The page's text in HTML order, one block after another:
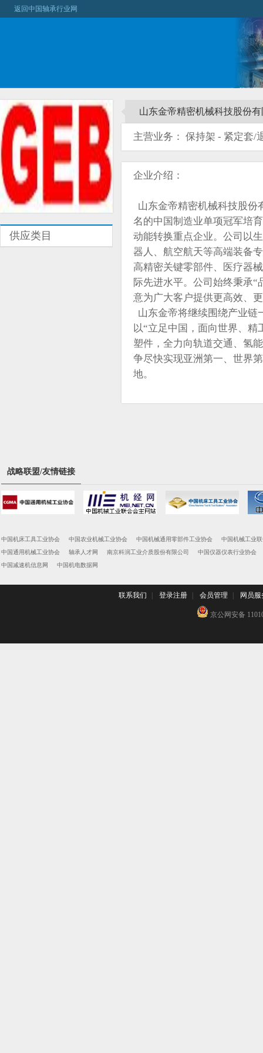
返回中国轴承行业网
供应类目
山东金帝精密机械科技股份
主营业务： 保持架 - 紧定套/
企业介绍：
山东金帝精密机械科技股份
名的中国制造业单项冠军培
动能转换重点企业。公司以
器人、航空航天等高端装备
高精密关键零部件、医疗器
际先进水平。公司始终秉承
意为广大客户提供更高效、
山东金帝将继续围绕产业链
以“立足中国，面向世界、
塑件，全力向轨道交通、氢
争尽快实现亚洲第一、世界
地。
战略联盟/友情链接
中国机床工具工业协会 中国农业机械工业协会 中国机械通用零部件工业协会
中国机械工业
中国通用机械工业协会
轴承人才网 南京科润工业介质股份有限公司
中国仪器仪表行业协会
中国减速机信息网
中国机电数据网
联系我们 登录注册 会员管理 网员服
京公网安备